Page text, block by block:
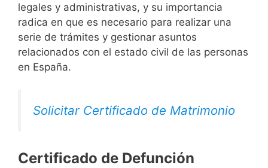
legales y administrativas, y su importancia
radica en que es necesario para realizar una
serie de trámites y gestionar asuntos
relacionados con el estado civil de las personas
en España.
Solicitar Certificado de Matrimonio
Certificado de Defunción